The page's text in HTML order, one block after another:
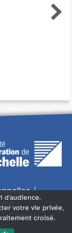
Contact
d'audience.
votre vie privée,
croisé.